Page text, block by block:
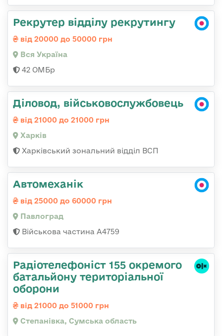
Рекрутер відділу рекрутингу
від 20000 до 50000 грн
Вся Україна
42 ОМБр
Діловод, військовослужбовець
від 21000 до 21000 грн
Харків
Харківський зональний відділ ВСП
Автомеханік
від 25000 до 60000 грн
Павлоград
Військова частина А4759
Радіотелефоніст 155 окремого
батальйону територіальної
оборони
від 21000 до 51000 грн
Степанівка, Сумська область